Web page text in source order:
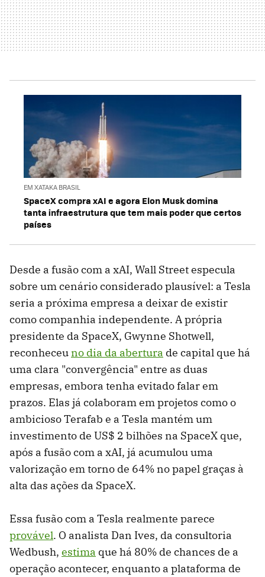
EM XATAKA BRASIL
SpaceX compra xAI e agora Elon Musk domina
tanta infraestrutura que tem mais poder que certos
países
Desde a fusão com a xAI, Wall Street especula
sobre um cenário considerado plausível: a Tesla
seria a próxima empresa a deixar de existir
como companhia independente. A própria
presidente da SpaceX, Gwynne Shotwell,
reconheceuno dia da abertura de capital que há
uma clara "convergência" entre as duas
empresas, embora tenha evitado falar em
prazos. Elas já colaboram em projetos como o
ambicioso Terafab e a Tesla mantém um
investimento de US$ 2 bilhões na SpaceX que,
após a fusão com a xAI, já acumulou uma
valorização em torno de 64% no papel graças à
alta das ações da SpaceX.
Essa fusão com a Tesla realmente parece
provável. O analista Dan Ives, da consultoria
Wedbush, estima que há 80% de chances de a
operação acontecer, enquanto a plataforma de